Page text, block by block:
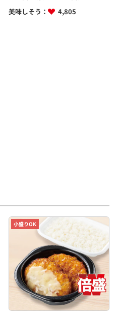
美味しそう： 4,805
小盛りOK